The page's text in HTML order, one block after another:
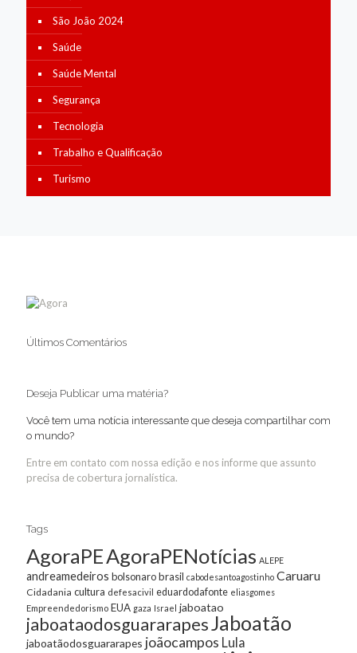
São João 2024
Saúde
Saúde Mental
Segurança
Tecnologia
Trabalho e Qualificação
Turismo
Últimos Comentários
Deseja Publicar uma matéria?
Você tem uma notícia interessante que deseja compartilhar com
o mundo?
Entre em contato com nossa edição e nos informe que assunto
precisa de cobertura jornalística.
Tags
AgoraPEAgoraPENotícias ALEPE
andreamedeiros bolsonarobrasil cabodesantoagostinho Caruaru
Cidadania cultura defesacivil eduardodafonte eliasgomes
Empreendedorismo EUA gaza Israel jaboatao
jaboataodosguararapesJaboatão
jaboatãodosguararapes joãocampos Lula